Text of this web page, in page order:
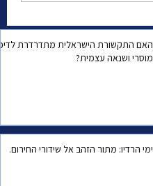
האם התקשורת הישראלית מתדרדרת
מוסרי ושנאה עצמית?
ימי הרדיו: מתור הזהב אל שידורי החירום.